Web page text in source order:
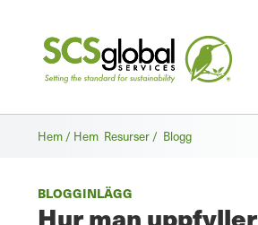
Hem / Hem Resurser / Blogg
BLOGGINLÄGG
Hur man uppfyller